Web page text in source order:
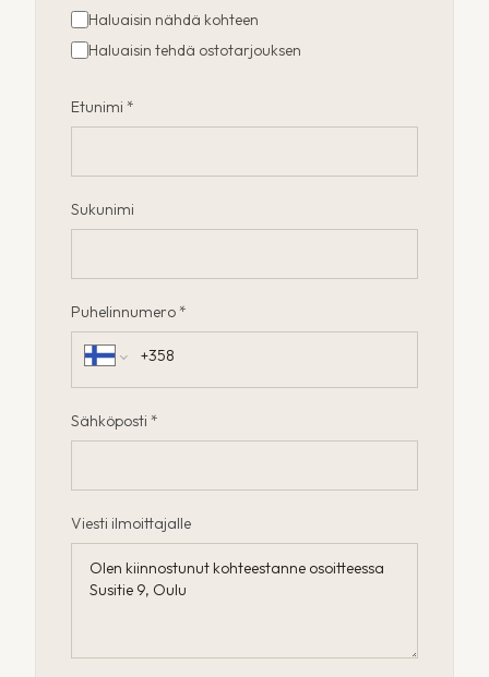
Haluaisin nähdä kohteen
Haluaisin tehdä ostotarjouksen
Etunimi *
Sukunimi
Puhelinnumero *
Sähköposti *
Viesti ilmoittajalle